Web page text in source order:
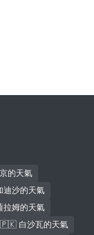
的天氣
沙的天氣
姆的天氣
🇵🇰 白沙瓦的天氣